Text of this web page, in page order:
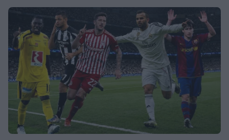
Καινούργιου με μαγιό και το
προσκύνημα
MEDIA
Πίσω από τις γραμμές: Η ημερομηνία
της πρεμιέρας
SHOWBIZ
Κρατερός Κατσούλης: «Δεν υπάρχει